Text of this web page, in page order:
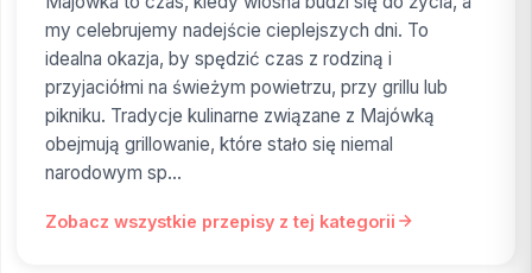
my celebrujemy nadejście cieplejszych dni. To
idealna okazja, by spędzić czas z rodziną i
przyjaciółmi na świeżym powietrzu, przy grillu lub
pikniku. Tradycje kulinarne związane z Majówką
obejmują grillowanie, które stało się niemal
narodowym sp...
Zobacz wszystkie przepisy z tej kategorii